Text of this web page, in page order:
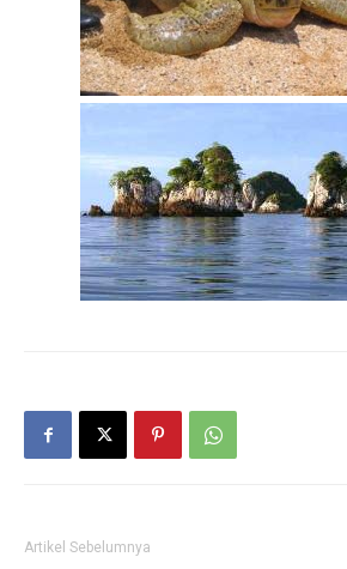
Artikel Sebelumnya